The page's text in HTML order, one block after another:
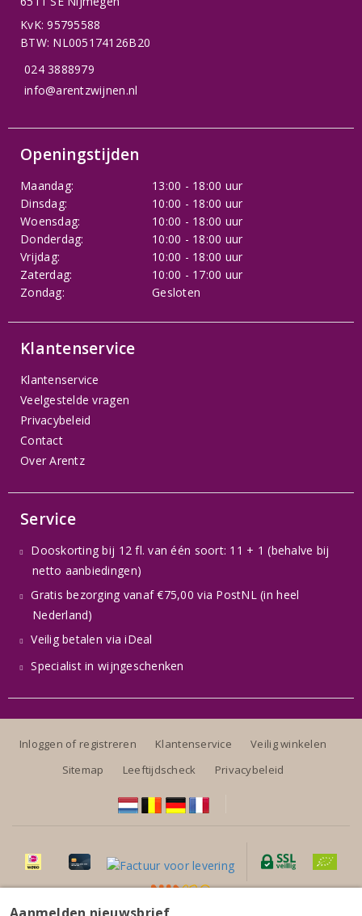
KvK: 95795588
BTW: NL005174126B20
024 3888979
info@arentzwijnen.nl
Openingstijden
Maandag:
13:00 - 18:00 uur
Dinsdag:
10:00 - 18:00 uur
Woensdag:
10:00 - 18:00 uur
Donderdag:
10:00 - 18:00 uur
Vrijdag:
10:00 - 18:00 uur
Zaterdag:
10:00 - 17:00 uur
Zondag:
Gesloten
Klantenservice
Klantenservice
Veelgestelde vragen
Privacybeleid
Contact
Over Arentz
Service
Dooskorting bij 12 fl. van één soort: 11 + 1 (behalve bij
netto aanbiedingen)
Gratis bezorging vanaf €75,00 via PostNL (in heel
Nederland)
Veilig betalen via iDeal
Specialist in wijngeschenken
Inloggen of registreren Klantenservice
Veilig winkelen
Sitemap
Leeftijdscheck Privacybeleid